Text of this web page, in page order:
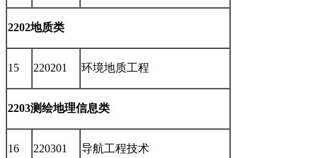
2202地质类
15 220201 环境地质工程
2203测绘地理信息类
16 220301 导航工程技术